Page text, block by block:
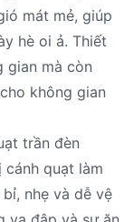
mát mẻ, giúp
hè oi ả. Thiết
gian mà còn
không gian
trần đèn
cánh quạt làm
nhẹ và dễ vệ